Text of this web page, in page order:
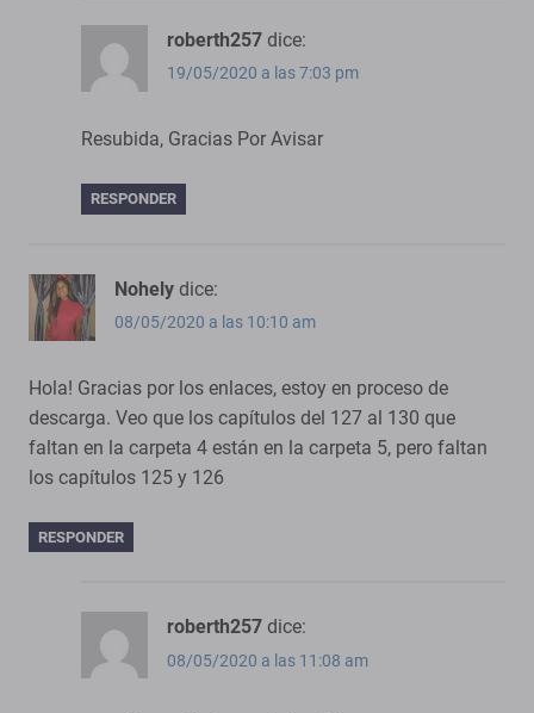
roberth257 dice:
19/05/2020 a las 7:03 pm
Resubida, Gracias Por Avisar
RESPONDER
Nohely dice:
08/05/2020 a las 10:10 am
Hola! Gracias por los enlaces, estoy en proceso de
descarga. Veo que los capítulos del 127 al 130 que
faltan en la carpeta 4 están en la carpeta 5, pero faltan
los capítulos 125 y 126
RESPONDER
roberth257 dice:
08/05/2020 a las 11:08 am